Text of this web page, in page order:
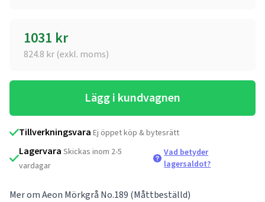
1031 kr
824.8 kr (exkl. moms)
Lägg i kundvagnen
Tillverkningsvara Ej öppet köp & bytesrätt
Lagervara Skickas inom 2-5
vardagar
Vad betyder
lagersaldot?
Mer om Aeon Mörkgrå No.189 (Måttbeställd)